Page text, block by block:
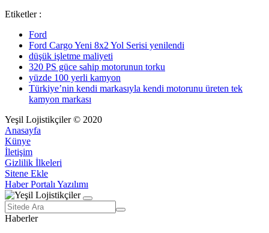
Etiketler :
Ford
Ford Cargo Yeni 8x2 Yol Serisi yenilendi
düşük işletme maliyeti
320 PS güce sahip motorunun torku
yüzde 100 yerli kamyon
Türkiye’nin kendi markasıyla kendi motorunu üreten tek
kamyon markası
Yeşil Lojistikçiler © 2020
Anasayfa
Künye
İletişim
Gizlilik İlkeleri
Sitene Ekle
Haber Portalı Yazılımı
Haberler